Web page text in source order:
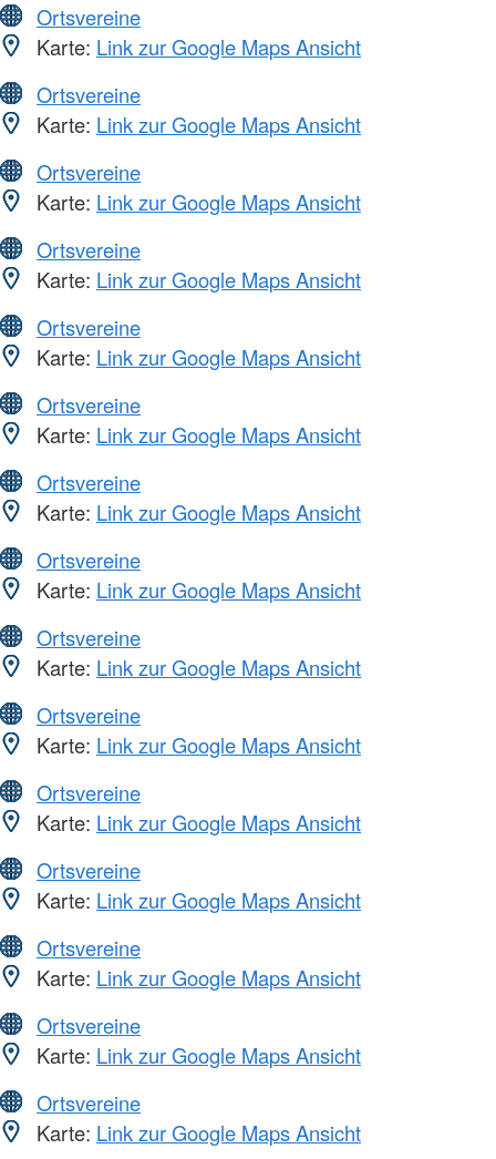
Ortsvereine
Karte: Link zur Google Maps Ansicht
Ortsvereine
Karte: Link zur Google Maps Ansicht
Ortsvereine
Karte: Link zur Google Maps Ansicht
Ortsvereine
Karte: Link zur Google Maps Ansicht
Ortsvereine
Karte: Link zur Google Maps Ansicht
Ortsvereine
Karte: Link zur Google Maps Ansicht
Ortsvereine
Karte: Link zur Google Maps Ansicht
Ortsvereine
Karte: Link zur Google Maps Ansicht
Ortsvereine
Karte: Link zur Google Maps Ansicht
Ortsvereine
Karte: Link zur Google Maps Ansicht
Ortsvereine
Karte: Link zur Google Maps Ansicht
Ortsvereine
Karte: Link zur Google Maps Ansicht
Ortsvereine
Karte: Link zur Google Maps Ansicht
Ortsvereine
Karte: Link zur Google Maps Ansicht
Ortsvereine
Karte: Link zur Google Maps Ansicht